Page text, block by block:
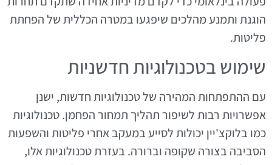
הוגנת ותמנע מהלכים שיפגעו במטרה הכללית של הפחתת
פליטות.
שימוש בטכנולוגיות חדשניות
עם ההתפתחות המהירה של טכנולוגיות חדשות, ישנן
אפשרויות רבות לשיפור תהליך תמחור הפחמן. טכנולוגיות
כמו בלוקצ'יין יכולות לסייע במעקב אחרי פליטות והשפעות
הסביבה בצורה שקופה וברורה. בעזרת טכנולוגיות אלו,